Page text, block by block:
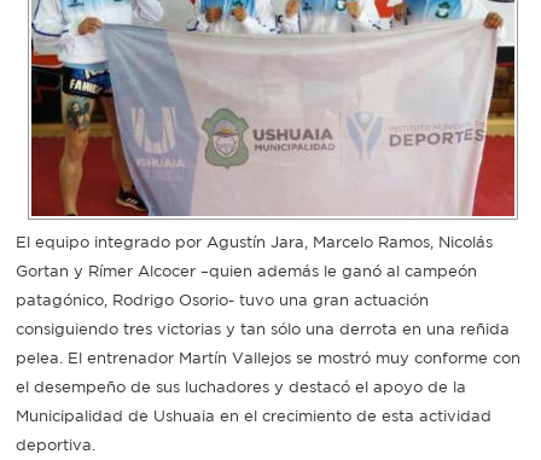
Boleto
estudiantil
Recorrido
colectivos
Recarga
SUBE
El equipo integrado por Agustín Jara, Marcelo Ramos, Nicolás
Gortan y Rímer Alcocer –quien además le ganó al campeón
patagónico, Rodrigo Osorio- tuvo una gran actuación
consiguiendo tres victorias y tan sólo una derrota en una reñida
pelea. El entrenador Martín Vallejos se mostró muy conforme con
el desempeño de sus luchadores y destacó el apoyo de la
Municipalidad de Ushuaia en el crecimiento de esta actividad
deportiva.